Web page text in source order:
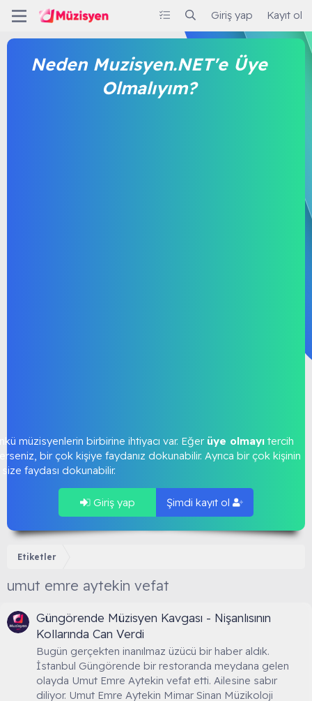
Giriş yap Kayıt ol
Neden Muzisyen.NET'e Üye
Olmalıyım?
müzisyenlerin birbirine ihtiyacı var. Eğer üye olmayı tercih
bir çok kişiye faydanız dokunabilir. Ayrıca bir çok kişinin
faydası dokunabilir.
Giriş yap Şimdi kayıt ol
Etiketler
umut emre aytekin vefat
Güngörende Müzisyen Kavgası - Nişanlısının
Kollarında Can Verdi
Bugün gerçekten inanılmaz üzücü bir haber aldık.
İstanbul Güngörende bir restoranda meydana gelen
olayda Umut Emre Aytekin vefat etti. Ailesine sabır
diliyor. Umut Emre Aytekin Mimar Sinan Müzikoloji